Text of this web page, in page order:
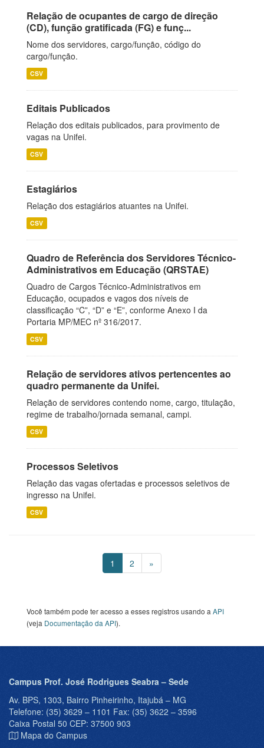
Relação de ocupantes de cargo de direção
(CD), função gratificada (FG) e funç...
Nome dos servidores, cargo/função, código do
cargo/função.
CSV
Editais Publicados
Relação dos editais publicados, para provimento de
vagas na Unifei.
CSV
Estagiários
Relação dos estagiários atuantes na Unifei.
CSV
Quadro de Referência dos Servidores Técnico-
Administrativos em Educação (QRSTAE)
Quadro de Cargos Técnico-Administrativos em
Educação, ocupados e vagos dos níveis de
classificação “C”, “D” e “E”, conforme Anexo I da
Portaria MP/MEC nº 316/2017.
CSV
Relação de servidores ativos pertencentes ao
quadro permanente da Unifei.
Relação de servidores contendo nome, cargo, titulação,
regime de trabalho/jornada semanal, campi.
CSV
Processos Seletivos
Relação das vagas ofertadas e processos seletivos de
ingresso na Unifei.
CSV
1 2 »
Você também pode ter acesso a esses registros usando a API
(veja Documentação da API).
Campus Prof. José Rodrigues Seabra – Sede
Av. BPS, 1303, Bairro Pinheirinho, Itajubá – MG
Telefone: (35) 3629 – 1101 Fax: (35) 3622 – 3596
Caixa Postal 50 CEP: 37500 903
Mapa do Campus